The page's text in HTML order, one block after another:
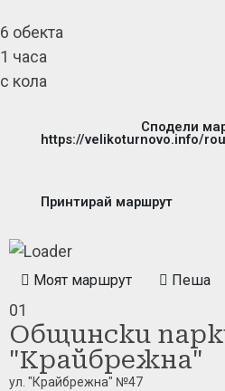
6 обекта
1 часа
с кола
Сподели
https://velikoturnovo.info/
Принтирай маршрут
Моят маршрут Пеша
01
Общински
"Крайбрежна"
ул. "Крайбрежна" №47